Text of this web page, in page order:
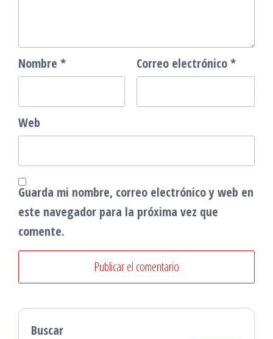
Nombre * Correo electrónico*
Web
Guarda mi nombre, correo electrónico y web en
este navegador para la próxima vez que
comente.
Buscar